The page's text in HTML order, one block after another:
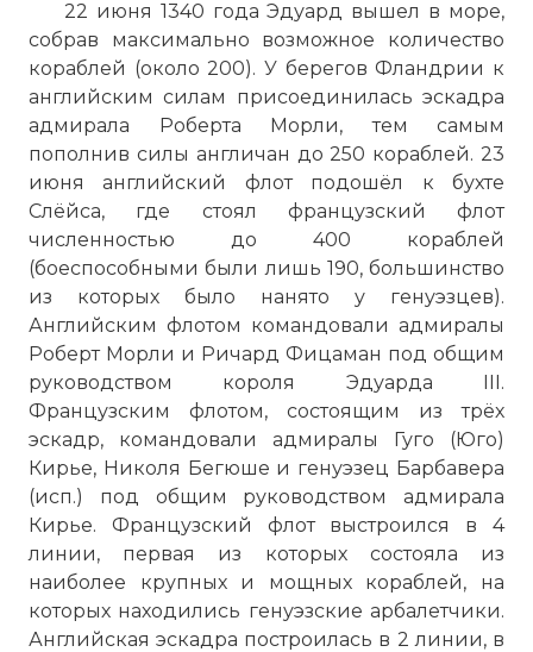
22 июня 1340 года Эдуард вышел в море,
собрав максимально возможное количество
кораблей (около 200). У берегов Фландрии к
английским силам присоединилась эскадра
адмирала Роберта Морли, тем самым
пополнив силы англичан до 250 кораблей. 23
июня английский флот подошёл к бухте
Слёйса, где стоял французский флот
численностью до 400 кораблей
(боеспособными были лишь 190, большинство
из которых было нанято у генуэзцев).
Английским флотом командовали адмиралы
Роберт Морли и Ричард Фицаман под общим
руководством короля Эдуарда III.
Французским флотом, состоящим из трёх
эскадр, командовали адмиралы Гуго (Юго)
Кирье, Николя Бегюше и генуэзец Барбавера
(исп.) под общим руководством адмирала
Кирье. Французский флот выстроился в 4
линии, первая из которых состояла из
наиболее крупных и мощных кораблей, на
которых находились генуэзские арбалетчики.
Английская эскадра построилась в 2 линии, в